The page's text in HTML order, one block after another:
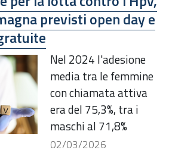
previsti open day e
Nel 2024 l'adesione
media tra le femmine
con chiamata attiva
era del 75,3%, tra i
maschi al 71,8%
02/03/2026